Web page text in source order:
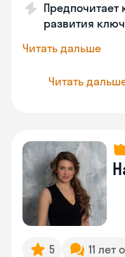
развития
Читать дальше
Читать
5 11 лет